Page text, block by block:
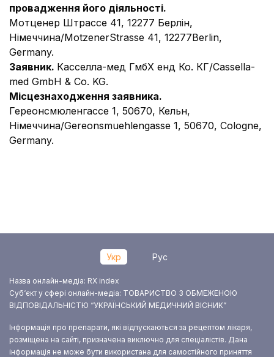
провадження його діяльності.
Мотценер Штрассе 41, 12277 Берлін,
Німеччина/MotzenerStrasse 41, 12277Berlin,
Germany.
Заявник. Касселла-мед ГмбХ енд Ко. КГ/Cassella-
med GmbH & Co. KG.
Місцезнаходження заявника.
Гереонсмюленгассе 1, 50670, Кельн,
Німеччина/Gereonsmuehlengasse 1, 50670, Cologne,
Germany.
Укр Рус
Назва онлайн-медіа: RX index
Суб‘єкт у сфері онлайн-медіа: ТОВАРИСТВО З ОБМЕЖЕНОЮ
ВІДПОВІДАЛЬНІСТЮ “УКРАЇНСЬКИЙ МЕДИЧНИЙ ВІСНИК”
Інформація про препарати, які відпускаються за рецептом лікаря,
розміщена на сайті, призначена виключно для спеціалістів. Дана
інформація не може бути використана для самостійного приняття